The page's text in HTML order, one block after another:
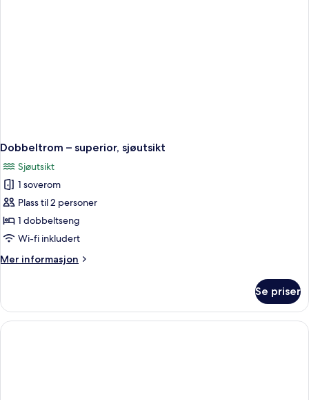
Dobbeltrom – superior, sjøutsikt
Sjøutsikt
1 soverom
Plass til 2 personer
1 dobbeltseng
Wi-fi inkludert
Mer informasjon
Mer
–
superior,
sjøutsikt
Se priser